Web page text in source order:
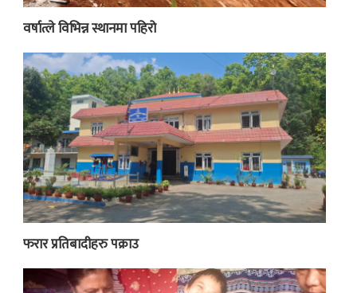
वर्षात्ले विभिन्न स्थानमा पहिरो
फरार प्रतिबादीहरु पक्राउ